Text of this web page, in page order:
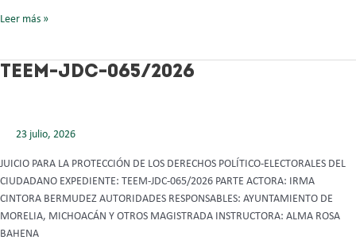
Leer más »
TEEM-JDC-065/2026
23 julio, 2026
JUICIO PARA LA PROTECCIÓN DE LOS DERECHOS POLÍTICO-ELECTORALES DEL
CIUDADANO EXPEDIENTE: TEEM-JDC-065/2026 PARTE ACTORA: IRMA
CINTORA BERMUDEZ AUTORIDADES RESPONSABLES: AYUNTAMIENTO DE
MORELIA, MICHOACÁN Y OTROS MAGISTRADA INSTRUCTORA: ALMA ROSA
BAHENA
TEEM-